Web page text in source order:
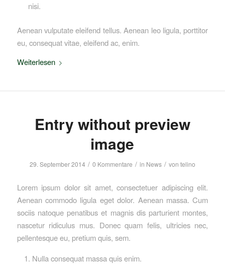
nisi.
Aenean vulputate eleifend tellus. Aenean leo ligula, porttitor
eu, consequat vitae, eleifend ac, enim.
Weiterlesen
Entry without preview
image
29. September 2014 / 0 Kommentare / in News / von telino
Lorem ipsum dolor sit amet, consectetuer adipiscing elit.
Aenean commodo ligula eget dolor. Aenean massa. Cum
sociis natoque penatibus et magnis dis parturient montes,
nascetur ridiculus mus. Donec quam felis, ultricies nec,
pellentesque eu, pretium quis, sem.
Nulla consequat massa quis enim.